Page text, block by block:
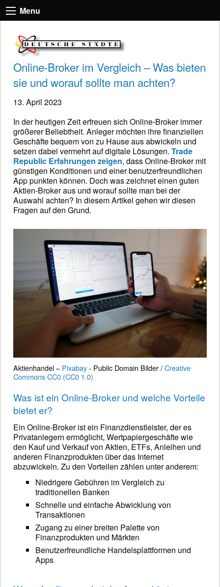
Menu
Online-Broker im Vergleich – Was bieten
sie und worauf sollte man achten?
13. April 2023
In der heutigen Zeit erfreuen sich Online-Broker immer
größerer Beliebtheit. Anleger möchten ihre finanziellen
Geschäfte bequem von zu Hause aus abwickeln und
setzen dabei vermehrt auf digitale Lösungen. Trade
Republic Erfahrungen zeigen, dass Online-Broker mit
günstigen Konditionen und einer benutzerfreundlichen
App punkten können. Doch was zeichnet einen guten
Aktien-Broker aus und worauf sollte man bei der
Auswahl achten? In diesem Artikel gehen wir diesen
Fragen auf den Grund.
Aktienhandel – Pixabay- Public Domain Bilder /Creative
Commons CC0 (CC0 1.0)
Was ist ein Online-Broker und welche Vorteile
bietet er?
Ein Online-Broker ist ein Finanzdienstleister, der es
Privatanlegern ermöglicht, Wertpapiergeschäfte wie
den Kauf und Verkauf von Aktien, ETFs, Anleihen und
anderen Finanzprodukten über das Internet
abzuwickeln. Zu den Vorteilen zählen unter anderem:
Niedrigere Gebühren im Vergleich zu
traditionellen Banken
Schnelle und einfache Abwicklung von
Transaktionen
Zugang zu einer breiten Palette von
Finanzprodukten und Märkten
Benutzerfreundliche Handelsplattformen und
Apps